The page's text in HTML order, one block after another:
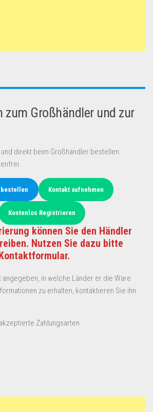
zum Großhändler und zur
direkt beim Großhändler bestellen.
Kontakt aufnehmen
Kostenlos Registrieren
können Sie den Händler
Nutzen Sie dazu bitte
angegeben, in welche Länder er die Ware
zu erhalten, kontaktieren Sie ihn
Zahlungsarten